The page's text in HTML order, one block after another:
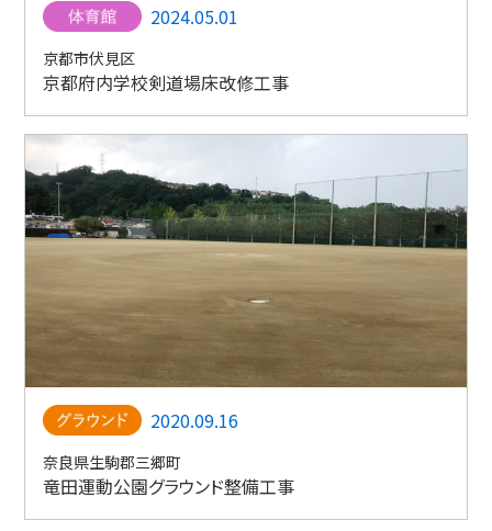
2024.05.01
京都市伏見区
京都府内学校剣道場床改修工事
2020.09.16
奈良県生駒郡三郷町
竜田運動公園グラウンド整備工事